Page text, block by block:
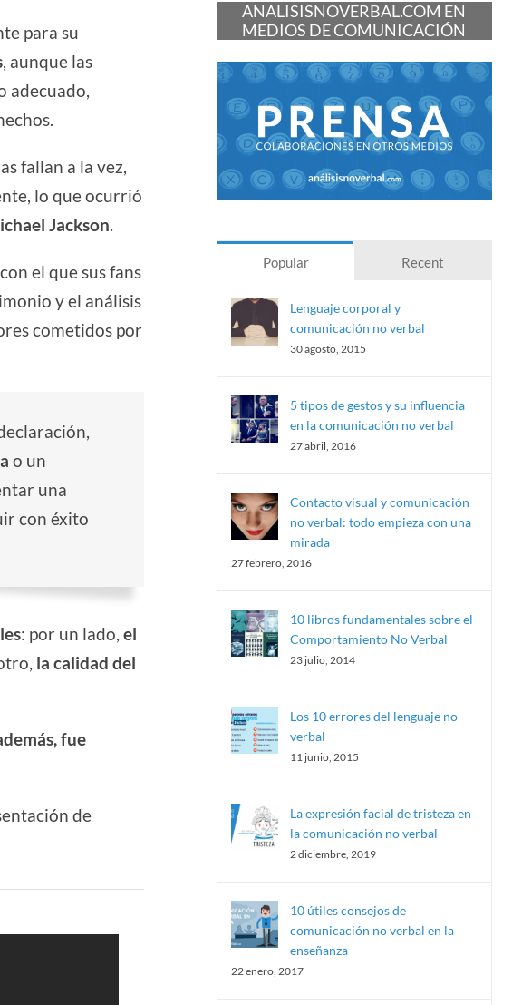
para su
, aunque las
adecuado,
fallan a la vez,
lo que ocurrió
Jackson.
el que sus fans
y el análisis
cometidos por
o un
una
con éxito
: por un lado, el
la calidad del
fue
de
ANALISISNOVERBAL.COM EN
MEDIOS DE COMUNICACIÓN
Popular Recent
Lenguaje corporal y
comunicación no verbal
30 agosto, 2015
5 tipos de gestos y su influencia
en la comunicación no verbal
27 abril, 2016
Contacto visual y comunicación
no verbal: todo empieza con una
mirada
27 febrero, 2016
10 libros fundamentales sobre el
Comportamiento No Verbal
23 julio, 2014
Los 10 errores del lenguaje no
verbal
11 junio, 2015
La expresión facial de tristeza en
la comunicación no verbal
2 diciembre, 2019
10 útiles consejos de
comunicación no verbal en la
enseñanza
22 enero, 2017